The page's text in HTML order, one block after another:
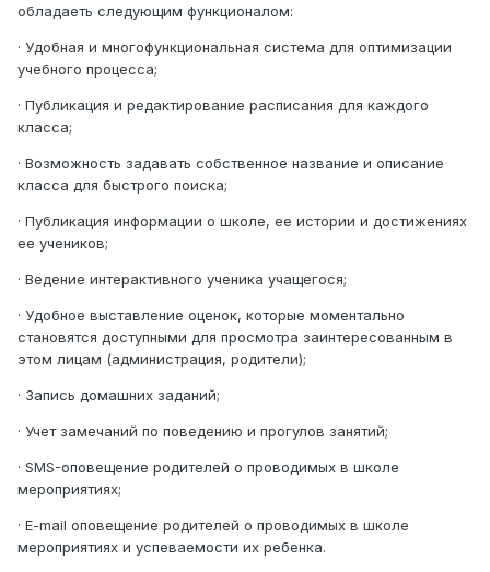
обладаеть следующим функционалом:
· Удобная и многофункциональная система для оптимизации
учебного процесса;
· Публикация и редактирование расписания для каждого
класса;
· Возможность задавать собственное название и описание
класса для быстрого поиска;
· Публикация информации о школе, ее истории и достижениях
ее учеников;
· Ведение интерактивного ученика учащегося;
· Удобное выставление оценок, которые моментально
становятся доступными для просмотра заинтересованным в
этом лицам (администрация, родители);
· Запись домашних заданий;
· Учет замечаний по поведению и прогулов занятий;
· SMS-оповещение родителей о проводимых в школе
мероприятиях;
· E-mail оповещение родителей о проводимых в школе
мероприятиях и успеваемости их ребенка.